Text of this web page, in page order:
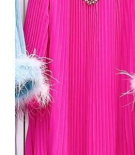
Taş Yaka Detaylı
Elbise – Tüy Aplikeli